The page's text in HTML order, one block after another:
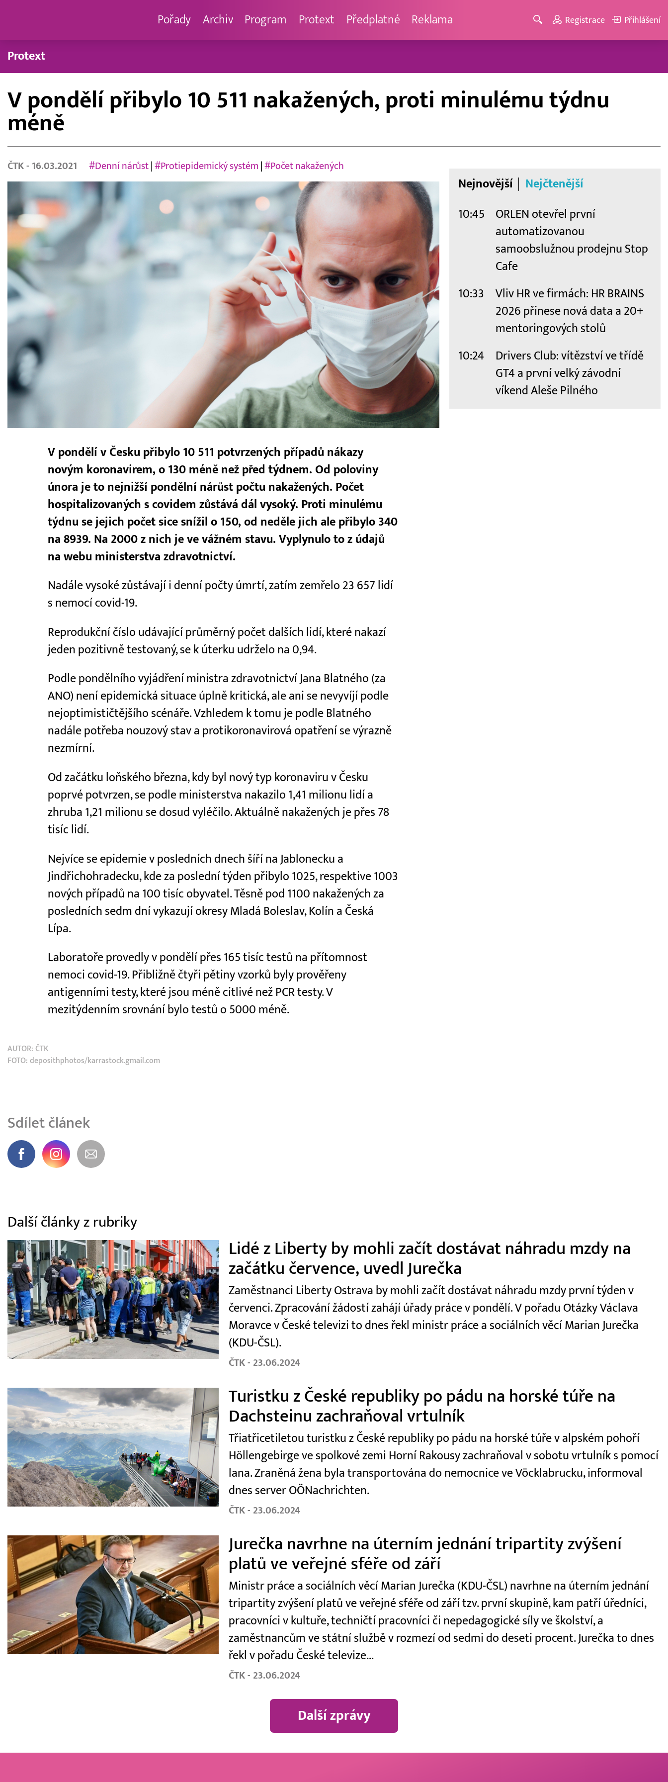
Pořady Archiv Program Protext Předplatné Reklama Registrace Přihlášení
Protext
V pondělí přibylo 10 511 nakažených, proti minulému týdnu
méně
ČTK - 16.03.2021 #Denní nárůst| #Protiepidemický systém| #Počet nakažených
V pondělí v Česku přibylo 10 511 potvrzených případů nákazy
novým koronavirem, o 130 méně než před týdnem. Od poloviny
února je to nejnižší pondělní nárůst počtu nakažených. Počet
hospitalizovaných s covidem zůstává dál vysoký. Proti minulému
týdnu se jejich počet sice snížil o 150, od neděle jich ale přibylo 340
na 8939. Na 2000 z nich je ve vážném stavu. Vyplynulo to z údajů
na webu ministerstva zdravotnictví.
Nadále vysoké zůstávají i denní počty úmrtí, zatím zemřelo 23 657 lidí
s nemocí covid-19.
Reprodukční číslo udávající průměrný počet dalších lidí, které nakazí
jeden pozitivně testovaný, se k úterku udrželo na 0,94.
Podle pondělního vyjádření ministra zdravotnictví Jana Blatného (za
ANO) není epidemická situace úplně kritická, ale ani se nevyvíjí podle
nejoptimističtějšího scénáře. Vzhledem k tomu je podle Blatného
nadále potřeba nouzový stav a protikoronavirová opatření se výrazně
nezmírní.
Od začátku loňského března, kdy byl nový typ koronaviru v Česku
poprvé potvrzen, se podle ministerstva nakazilo 1,41 milionu lidí a
zhruba 1,21 milionu se dosud vyléčilo. Aktuálně nakažených je přes 78
tisíc lidí.
Nejvíce se epidemie v posledních dnech šíří na Jablonecku a
Jindřichohradecku, kde za poslední týden přibylo 1025, respektive 1003
nových případů na 100 tisíc obyvatel. Těsně pod 1100 nakažených za
posledních sedm dní vykazují okresy Mladá Boleslav, Kolín a Česká
Lípa.
Laboratoře provedly v pondělí přes 165 tisíc testů na přítomnost
nemoci covid-19. Přibližně čtyři pětiny vzorků byly prověřeny
antigenními testy, které jsou méně citlivé než PCR testy. V
mezitýdenním srovnání bylo testů o 5000 méně.
AUTOR: ČTK
FOTO: deposithphotos/karrastock.gmail.com
Sdílet článek
Nejnovější Nejčtenější
10:45
ORLEN otevřel první
automatizovanou
samoobslužnou prodejnu Stop
Cafe
10:33
Vliv HR ve firmách: HR BRAINS
2026 přinese nová data a 20+
mentoringových stolů
10:24
Drivers Club: vítězství ve třídě
GT4 a první velký závodní
víkend Aleše Pilného
Další články z rubriky
Lidé z Liberty by mohli začít dostávat náhradu mzdy na
začátku července, uvedl Jurečka
Zaměstnanci Liberty Ostrava by mohli začít dostávat náhradu mzdy první týden v
červenci. Zpracování žádostí zahájí úřady práce v pondělí. V pořadu Otázky Václava
Moravce v České televizi to dnes řekl ministr práce a sociálních věcí Marian Jurečka
(KDU-ČSL).
ČTK - 23.06.2024
Turistku z České republiky po pádu na horské túře na
Dachsteinu zachraňoval vrtulník
Třiatřicetiletou turistku z České republiky po pádu na horské túře v alpském pohoří
Höllengebirge ve spolkové zemi Horní Rakousy zachraňoval v sobotu vrtulník s pomocí
lana. Zraněná žena byla transportována do nemocnice ve Vöcklabrucku, informoval
dnes server OÖNachrichten.
ČTK - 23.06.2024
Jurečka navrhne na úterním jednání tripartity zvýšení
platů ve veřejné sféře od září
Ministr práce a sociálních věcí Marian Jurečka (KDU-ČSL) navrhne na úterním jednání
tripartity zvýšení platů ve veřejné sféře od září tzv. první skupině, kam patří úředníci,
pracovníci v kultuře, techničtí pracovníci či nepedagogické síly ve školství, a
zaměstnancům ve státní službě v rozmezí od sedmi do deseti procent. Jurečka to dnes
řekl v pořadu České televize...
ČTK - 23.06.2024
Další zprávy